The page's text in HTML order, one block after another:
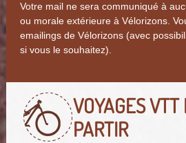
Votre mail ne sera communiqué à
ou morale extérieure à Vélorizons.
emailings de Vélorizons (avec
si vous le souhaitez).
VOYAGES VTT
PARTIR